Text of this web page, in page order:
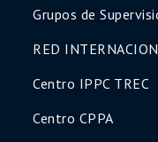
Grupos de
RED
Centro IPPC TREC
Centro CPPA